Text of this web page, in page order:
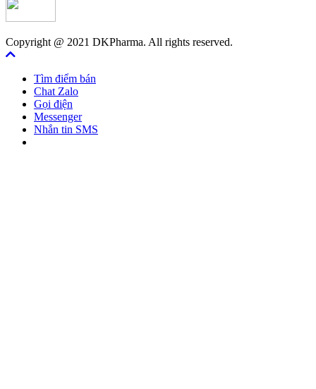
Copyright @ 2021 DKPharma. All rights reserved.
Tìm điểm bán
Chat Zalo
Gọi điện
Messenger
Nhắn tin SMS